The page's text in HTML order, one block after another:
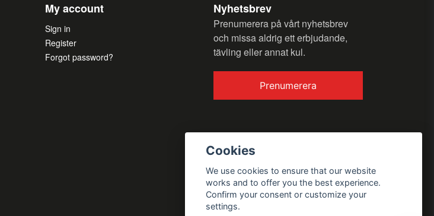
My account
Sign in
Register
Forgot password?
Nyhetsbrev
Prenumerera på vårt nyhetsbrev
och missa aldrig ett erbjudande,
tävling eller annat kul.
Prenumerera
Cookies
We use cookies to ensure that our website
works and to offer you the best experience.
Confirm your consent or customize your
settings.